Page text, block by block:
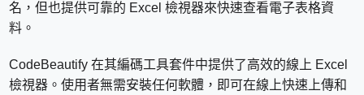
名，但也提供可靠的 Excel 檢視器來快速查看電子表格資
料。
CodeBeautify 在其編碼工具套件中提供了高效的線上 Excel
檢視器。使用者無需安裝任何軟體，即可在線上快速上傳和